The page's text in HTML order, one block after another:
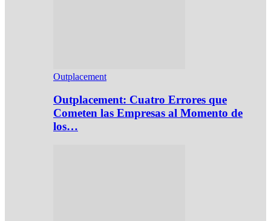
Outplacement
Outplacement: Cuatro Errores que
Cometen las Empresas al Momento de
los…